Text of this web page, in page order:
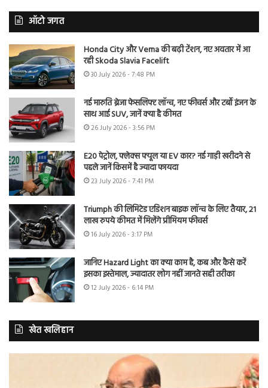
ऑटो जगत
Honda City और Verna की बढ़ी टेंशन, नए अवतार में आ
रही Skoda Slavia Facelift
30 July 2026 - 7:48 PM
नई मारुति ब्रेजा फेसलिफ्ट लॉन्च, नए फीचर्स और टर्बो इंजन के
साथ आई SUV, जानें क्या है कीमत
26 July 2026 - 3:56 PM
E20 पेट्रोल, फ्लेक्स फ्यूल या EV कार? नई गाड़ी खरीदने से
पहले जानें किसमें है ज्यादा फायदा
23 July 2026 - 7:41 PM
Triumph की लिमिटेड एडिशन बाइक लॉन्च के लिए तैयार, 21
लाख रुपये कीमत में मिलेंगे प्रीमियम फीचर्स
16 July 2026 - 3:17 PM
जानिए Hazard Light का क्या काम है, कब और कैसे करें
इसका इस्तेमाल, ज्यादातर लोग नहीं जानते सही तरीका
12 July 2026 - 6:14 PM
खेत खलिहान